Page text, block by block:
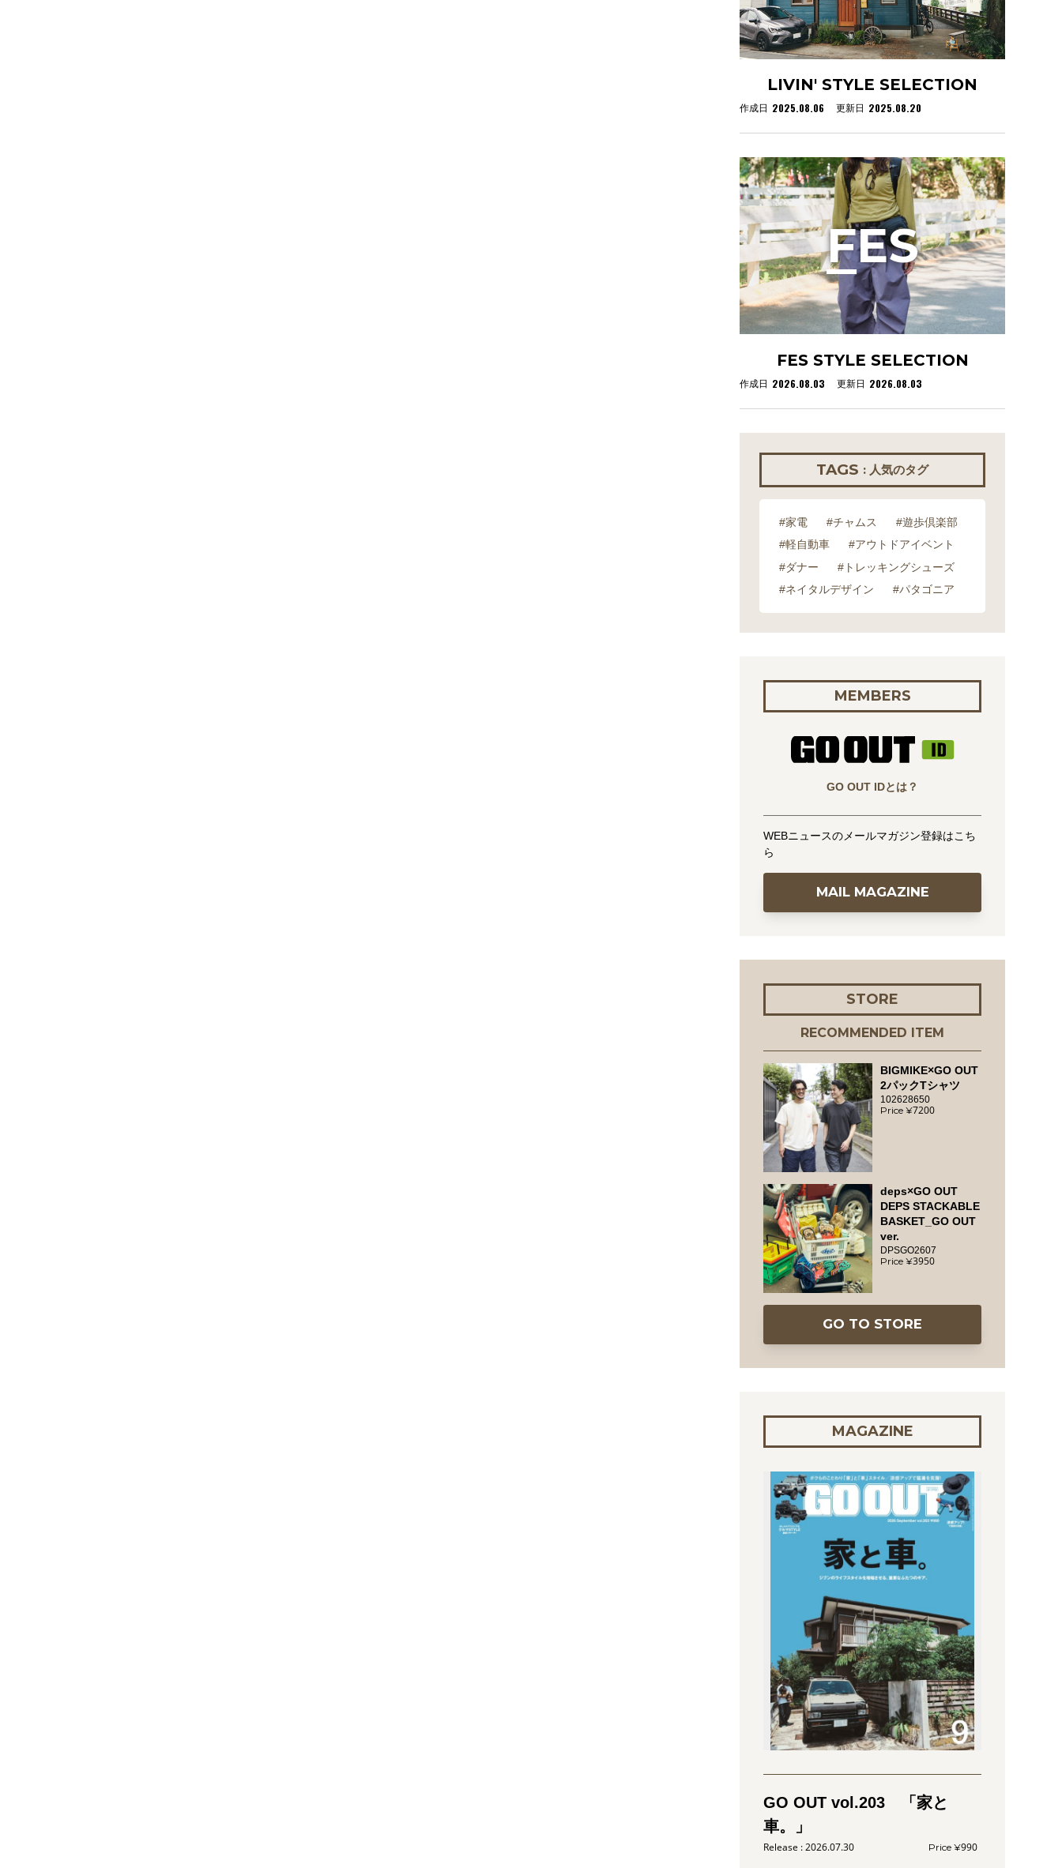
LIVIN' STYLE SELECTION
作成日 2025.08.06 更新日 2025.08.20
FES STYLE SELECTION
作成日 2026.08.03 更新日 2026.08.03
FES
TAGS : 人気のタグ
#家電 #チャムス
#遊歩倶楽部
#軽自動車
#アウトドアイベント
#ダナー
#トレッキングシューズ
#ネイタルデザイン
#パタゴニア
MEMBERS
GO OUT IDとは？
WEBニュースのメールマガジン登録はこち
ら
MAIL MAGAZINE
STORE
RECOMMENDED ITEM
BIGMIKE×GO OUT
2パックTシャツ
102628650
7200
deps×GO OUT
DEPS STACKABLE
BASKET_GO OUT
ver.
DPSGO2607
3950
GO TO STORE
MAGAZINE
GO OUT vol.203 「家と
車。」
2026.07.30 990